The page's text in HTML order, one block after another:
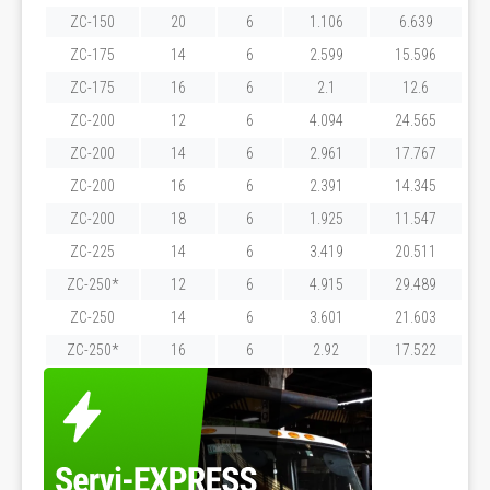
ZC-150
20 6 1.106
6.639
ZC-175
14 6 2.599
15.596
ZC-175
16 6 2.1
12.6
ZC-200
12 6 4.094
24.565
ZC-200
14 6 2.961
17.767
ZC-200
16 6 2.391
14.345
ZC-200
18 6 1.925
11.547
ZC-225
14 6 3.419
20.511
ZC-250*
12 6 4.915
29.489
ZC-250
14 6 3.601
21.603
ZC-250*
16 6 2.92 17.522